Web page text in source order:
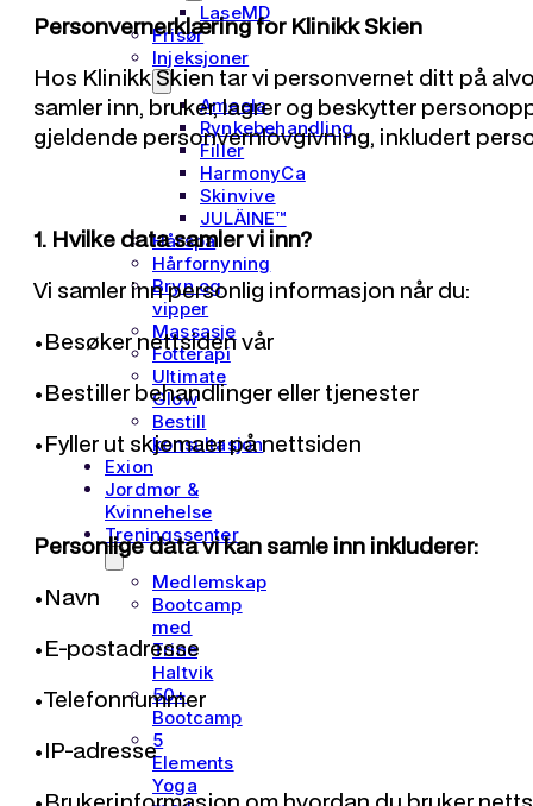
LaseMD
Frisør
Injeksjoner
Ameela
Rynkebehandling
Filler
HarmonyCa
Skinvive
JULÄINE™
Hårspa
Hårfornyning
Bryn og
vipper
Massasje
Fotterapi
Ultimate
Glow
Bestill
konsultasjon
Exion
Jordmor &
Kvinnehelse
Treningssenter
Medlemskap
Bootcamp
med
Trine
Haltvik
50+
Bootcamp
5
Elements
Yoga
Personvernerklæring for Klinikk Skien
Hos Klinikk Skien tar vi personvernet ditt på
samler inn, bruker, lagrer og beskytter
gjeldende personvernlovgivning, inkludert
1. Hvilke data samler vi inn?
Vi samler inn personlig informasjon når du:
•Besøker nettsiden vår
•Bestiller behandlinger eller tjenester
•Fyller ut skjemaer på nettsiden
Personlige data vi kan samle inn inkluderer:
•Navn
•E-postadresse
•Telefonnummer
•IP-adresse